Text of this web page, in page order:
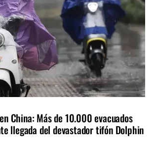
China: Más de 10.000 evacuados
llegada del devastador tifón Dolphin